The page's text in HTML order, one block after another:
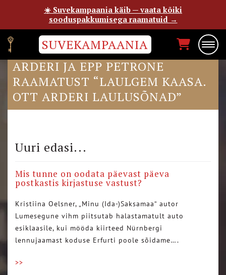
SUVEKAMPAANIA
SUVEHIIDLASE BLOGIS OTT
ARDERI JA EPP PETRONE
RAAMATUST “LAULGEM KAASA.
OTT ARDERI LAULUSÕNAD”
Uuri edasi...
Mis tunne on oodata päevast päeva
postkastis kirjastuse vastust?
Kristiina Oelsner, „Minu (Ida-)Saksamaa“ autor
Lumesegune vihm piitsutab halastamatult auto
esiklaasile, kui mööda kiirteed Nürnbergi
lennujaamast koduse Erfurti poole sõidame….
>>
☀️ Suvekampaania käib — vaata kõiki
sooduspakkumisega raamatuid →